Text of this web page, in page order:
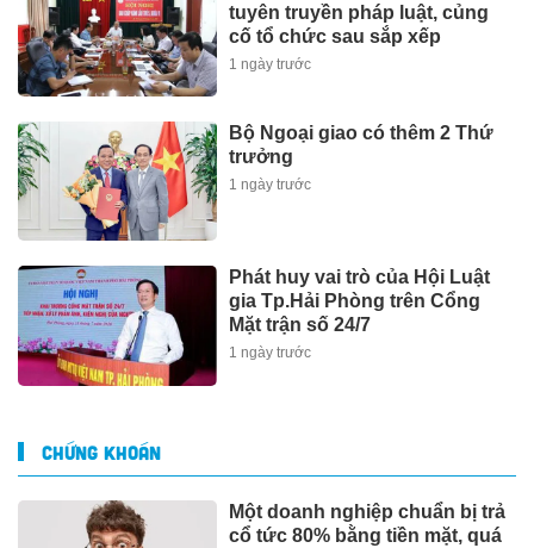
tuyên truyền pháp luật, củng
cố tổ chức sau sắp xếp
1 ngày trước
Bộ Ngoại giao có thêm 2 Thứ
trưởng
1 ngày trước
Phát huy vai trò của Hội Luật
gia Tp.Hải Phòng trên Cổng
Mặt trận số 24/7
1 ngày trước
CHỨNG KHOÁN
Một doanh nghiệp chuẩn bị trả
cổ tức 80% bằng tiền mặt, quá